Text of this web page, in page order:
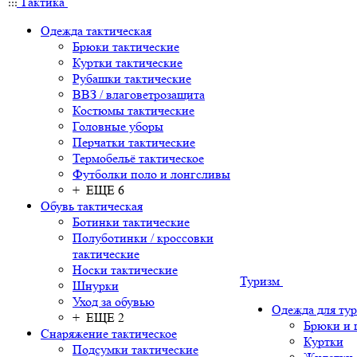
Одежда тактическая
Брюки тактические
Куртки тактические
Рубашки тактические
ВВЗ / влаговетрозащита
Костюмы тактические
Головные уборы
Перчатки тактические
Термобельё тактическое
Футболки поло и лонгсливы
+ ЕЩЕ 6
Обувь тактическая
Ботинки тактические
Полуботинки / кроссовки
тактические
Носки тактические
Шнурки
Уход за обувью
+ ЕЩЕ 2
Снаряжение тактическое
Подсумки тактические
Туризм
Одежда для
Брюки и
Куртки